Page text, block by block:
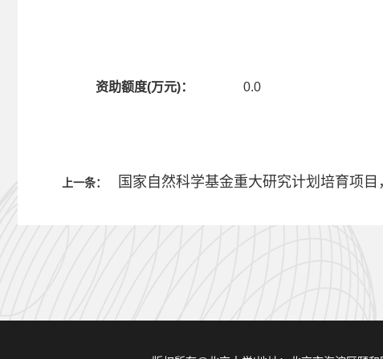
资助额度(万元)： 0.0
上一条： 国家自然科学基金重大研究计划培育项